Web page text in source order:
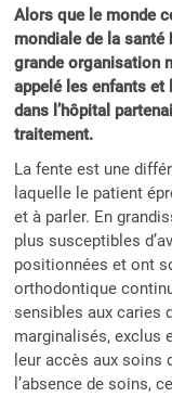
Alors que le monde
mondiale de la santé
grande organisation
appelé les enfants
dans l’hôpital
traitement.
La fente est une
laquelle le patient
et à parler. En
plus susceptibles
positionnées et ont
orthodontique
sensibles aux caries
marginalisés, exclus
leur accès aux soins
l’absence de soins,